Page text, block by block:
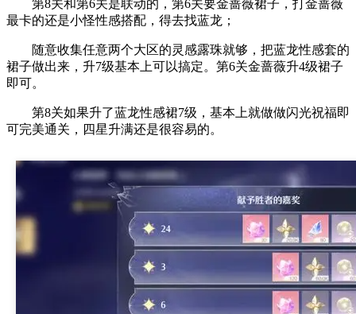
第8关和第6关是联动的，第6关要金蔷薇裙子，打金蔷薇
最卡的还是小怪性感搭配，得去找蓝龙；
随意收集任意两个大区的灵感露珠就够，把蓝龙性感套的
裙子做出来，升7级基本上可以搞定。第6关金蔷薇升4级裙子
即可。
第8关如果升了蓝龙性感裙7级，基本上就做做闪光祝福即
可完美通关，四星升满还是很容易的。